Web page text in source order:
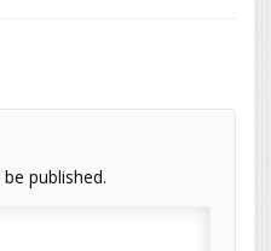
published.